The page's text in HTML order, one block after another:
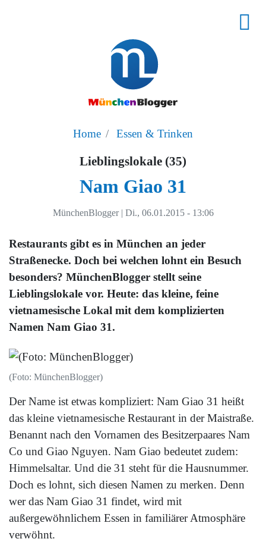
Home Essen & Trinken
Lieblingslokale (35)
Nam Giao 31
MünchenBlogger | Di., 06.01.2015 - 13:06
Restaurants gibt es in München an jeder
Straßenecke. Doch bei welchen lohnt ein Besuch
besonders? MünchenBlogger stellt seine
Lieblingslokale vor. Heute: das kleine, feine
vietnamesische Lokal mit dem komplizierten
Namen Nam Giao 31.
(Foto: MünchenBlogger)
Der Name ist etwas kompliziert: Nam Giao 31 heißt
das kleine vietnamesische Restaurant in der Maistraße.
Benannt nach den Vornamen des Besitzerpaares Nam
Co und Giao Nguyen. Nam Giao bedeutet zudem:
Himmelsaltar. Und die 31 steht für die Hausnummer.
Doch es lohnt, sich diesen Namen zu merken. Denn
wer das Nam Giao 31 findet, wird mit
außergewöhnlichem Essen in familiärer Atmosphäre
verwöhnt.